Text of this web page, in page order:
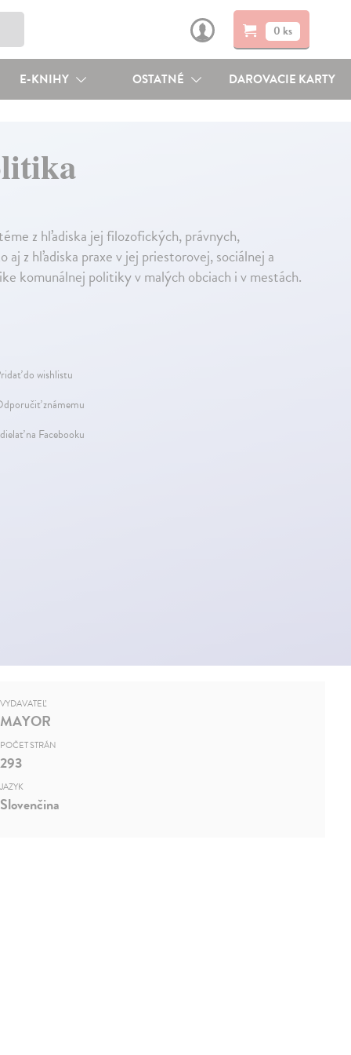
0 ks
E-KNIHY OSTATNÉ DAROVACIE KARTY
z hľadiska jej filozofických, právnych,
z hľadiska praxe v jej priestorovej, sociálnej a
komunálnej politiky v malých obciach i v mestách.
do wishlistu
známemu
na Facebooku
VYDAVATEĽ
MAYOR
POČET STRÁN
293
JAZYK
Slovenčina